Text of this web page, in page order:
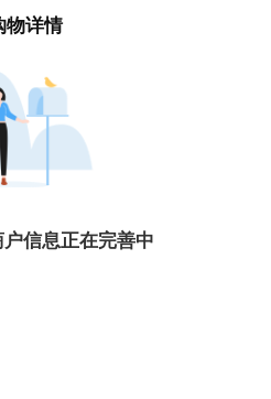
物详情
信息正在完善中